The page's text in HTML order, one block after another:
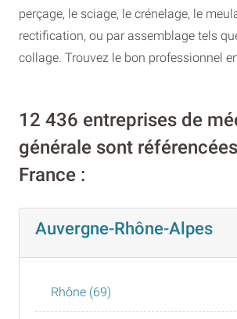
perçage, le sciage, le crénelage, le
rectification, ou par assemblage tels
collage. Trouvez le bon professionnel
12 436 entreprises de
générale sont
France :
Auvergne-Rhône-Alpes
Rhône (69)